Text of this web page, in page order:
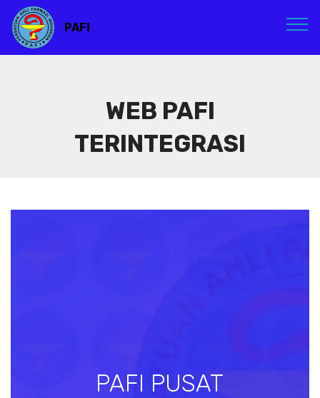
PAFI
WEB PAFI
TERINTEGRASI
PAFI PUSAT